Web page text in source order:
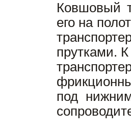
Ковшовый
его на
прутками.
под